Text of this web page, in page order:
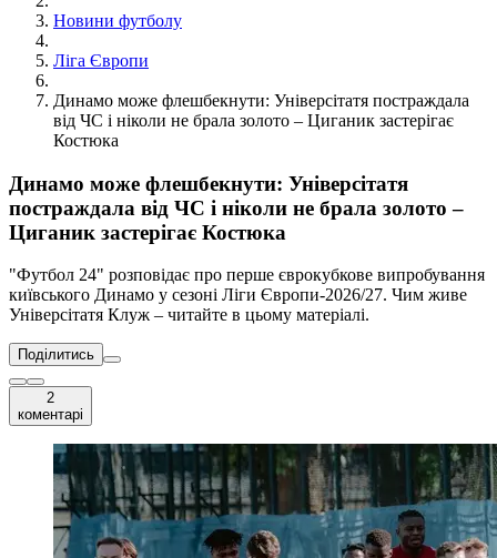
Новини футболу
Ліга Європи
Динамо може флешбекнути: Універсітатя постраждала
від ЧС і ніколи не брала золото – Циганик застерігає
Костюка
Динамо може флешбекнути: Універсітатя
постраждала від ЧС і ніколи не брала золото –
Циганик застерігає Костюка
"Футбол 24" розповідає про перше єврокубкове випробування
київського Динамо у сезоні Ліги Європи-2026/27. Чим живе
Універсітатя Клуж – читайте в цьому матеріалі.
Поділитись
2
коментарі